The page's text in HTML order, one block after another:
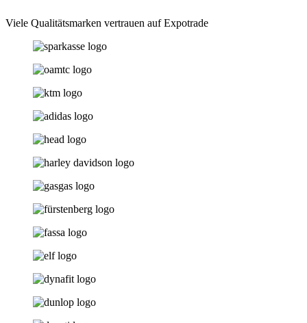
Viele Qualitätsmarken vertrauen auf Expotrade